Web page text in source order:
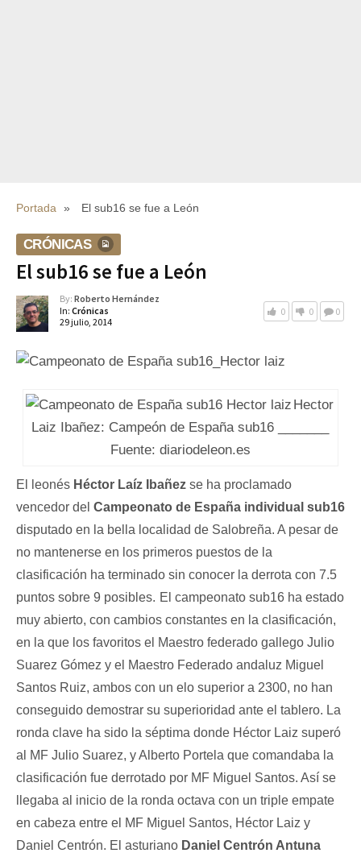
Portada » El sub16 se fue a León
CRÓNICAS
El sub16 se fue a León
By: Roberto Hernández
In: Crónicas
29 julio, 2014
0 0 0
Hector
Laiz Ibañez: Campeón de España sub16 _______
Fuente: diariodeleon.es
El leonés Héctor Laíz Ibañez se ha proclamado
vencedor del Campeonato de España individual sub16
disputado en la bella localidad de Salobreña. A pesar de
no mantenerse en los primeros puestos de la
clasificación ha terminado sin conocer la derrota con 7.5
puntos sobre 9 posibles. El campeonato sub16 ha estado
muy abierto, con cambios constantes en la clasificación,
en la que los favoritos el Maestro federado gallego Julio
Suarez Gómez y el Maestro Federado andaluz Miguel
Santos Ruiz, ambos con un elo superior a 2300, no han
conseguido demostrar su superioridad ante el tablero. La
ronda clave ha sido la séptima donde Héctor Laiz superó
al MF Julio Suarez, y Alberto Portela que comandaba la
clasificación fue derrotado por MF Miguel Santos. Así se
llegaba al inicio de la ronda octava con un triple empate
en cabeza entre el MF Miguel Santos, Héctor Laiz y
Daniel Centrón. El asturiano Daniel Centrón Antuna